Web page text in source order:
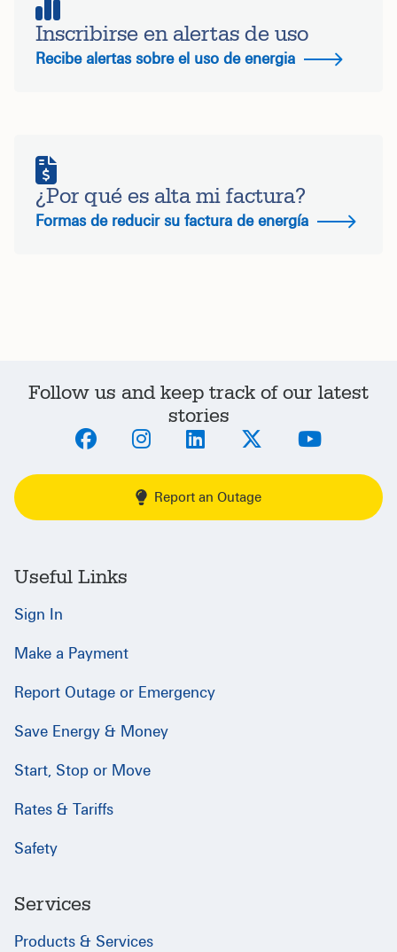
Inscribirse en alertas de uso
Recibe alertas sobre el uso de energia
¿Por qué es alta mi factura?
Formas de reducir su factura de energía
Follow us and keep track of our latest
stories
Report an Outage
Useful Links
Sign In
Make a Payment
Report Outage or Emergency
Save Energy & Money
Start, Stop or Move
Rates & Tariffs
Safety
Services
Products & Services